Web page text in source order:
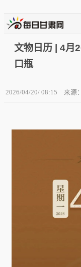
文物日历 | 4月
口瓶
2026/04/20/ 08:15 来源